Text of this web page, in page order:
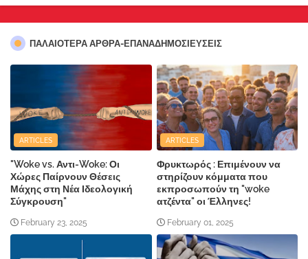
ΠΑΛΑΙΟΤΕΡΑ ΑΡΘΡΑ-ΕΠΑΝΑΔΗΜΟΣΙΕΥΣΕΙΣ
ARTICLES
"Woke vs. Αντι-Woke: Οι
Χώρες Παίρνουν Θέσεις
Μάχης στη Νέα Ιδεολογική
Σύγκρουση"
February 23, 2025
ARTICLES
Φρυκτωρός : Επιμένουν να
στηρίζουν κόμματα που
εκπροσωπούν τη "woke
ατζέντα" οι Έλληνες!
February 01, 2025